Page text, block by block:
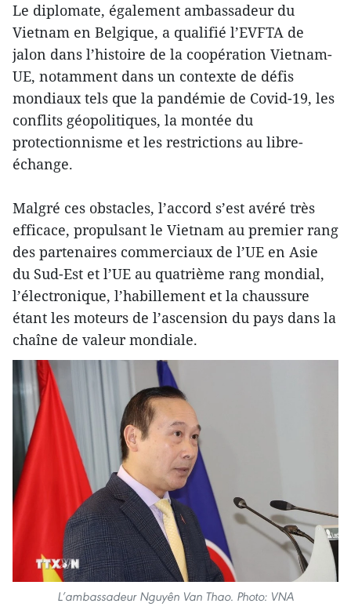
Le diplomate, également ambassadeur du
Vietnam en Belgique, a qualifié l’EVFTA de
jalon dans l’histoire de la coopération Vietnam-
UE, notamment dans un contexte de défis
mondiaux tels que la pandémie de Covid-19, les
conflits géopolitiques, la montée du
protectionnisme et les restrictions au libre-
échange.
Malgré ces obstacles, l’accord s’est avéré très
efficace, propulsant le Vietnam au premier rang
des partenaires commerciaux de l’UE en Asie
du Sud-Est et l’UE au quatrième rang mondial,
l’électronique, l’habillement et la chaussure
étant les moteurs de l’ascension du pays dans la
chaîne de valeur mondiale.
L’ambassadeur Nguyên Van Thao. Photo: VNA